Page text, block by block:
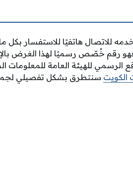
للاتصال هاتفيًا للاستفسار بكل ما
فهو رقم خُصّص رسميًا لهذا الغرض
للهيئة العامة للمعلومات
الكويت سنتطرق بشكل تفصيلي